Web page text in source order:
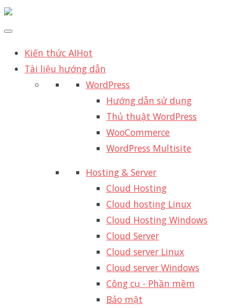
Kiến thức AIHot
Tài liệu hướng dẫn
WordPress
Hướng dẫn sử dụng
Thủ thuật WordPress
WooCommerce
WordPress Multisite
Hosting & Server
Cloud Hosting
Cloud hosting Linux
Cloud Hosting Windows
Cloud Server
Cloud server Linux
Cloud server Windows
Công cụ - Phần mềm
Bảo mật